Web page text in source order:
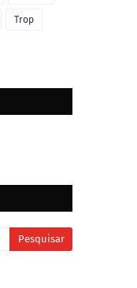
Trop